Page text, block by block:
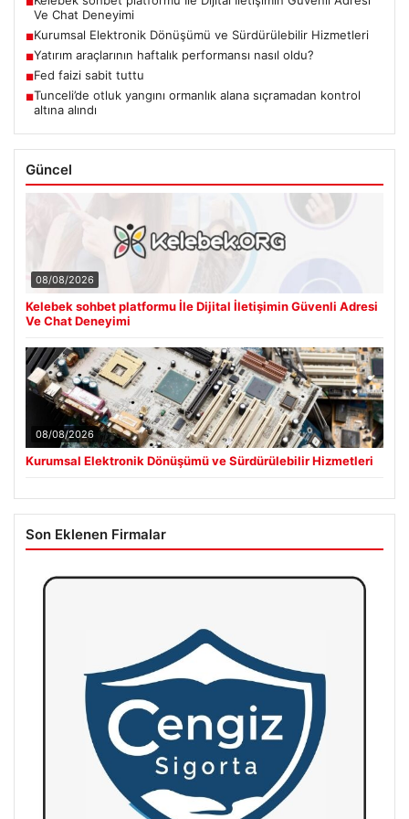
Ve Chat Deneyimi
■Kurumsal Elektronik Dönüşümü ve Sürdürülebilir Hizmetleri
■Yatırım araçlarının haftalık performansı nasıl oldu?
■Fed faizi sabit tuttu
■Tunceli’de otluk yangını ormanlık alana sıçramadan kontrol
altına alındı
Güncel
08/08/2026
Kelebek sohbet platformu İle Dijital İletişimin Güvenli Adresi
Ve Chat Deneyimi
08/08/2026
Kurumsal Elektronik Dönüşümü ve Sürdürülebilir Hizmetleri
Son Eklenen Firmalar